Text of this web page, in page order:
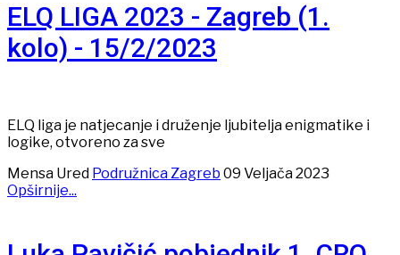
ELQ LIGA 2023 - Zagreb (1.
kolo) - 15/2/2023
ELQ liga je natjecanje i druženje ljubitelja enigmatike i
logike, otvoreno za sve
Mensa Ured Podružnica Zagreb 09 Veljača 2023
Opširnije...